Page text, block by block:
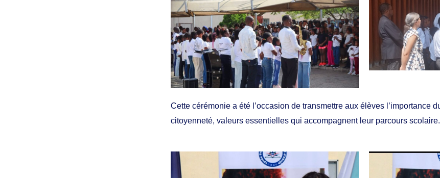
Cette cérémonie a été l’occasion de transmettre aux élèves l’importance
citoyenneté, valeurs essentielles qui accompagnent leur parcours scolaire.